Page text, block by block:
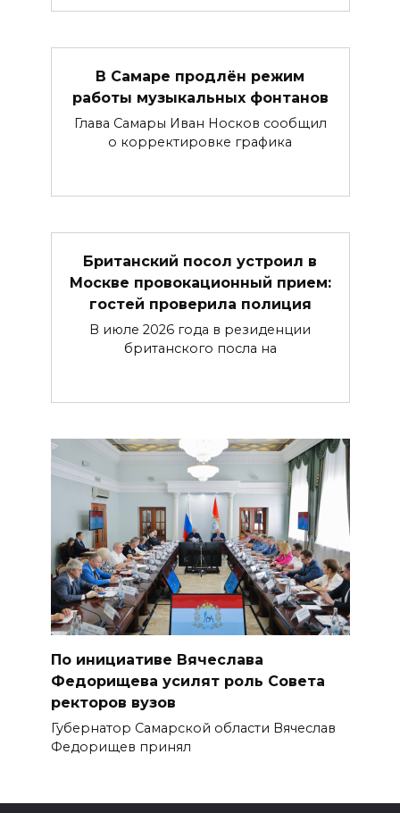
В Самаре продлён режим
работы музыкальных фонтанов
Глава Самары Иван Носков сообщил
о корректировке графика
Британский посол устроил в
Москве провокационный прием:
гостей проверила полиция
В июле 2026 года в резиденции
британского посла на
По инициативе Вячеслава
Федорищева усилят роль Совета
ректоров вузов
Губернатор Самарской области Вячеслав
Федорищев принял